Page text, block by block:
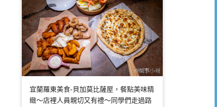
宜蘭羅東美食-貝加莫比薩屋，餐點美味精
緻～店裡人員親切又有禮～同學們走過路